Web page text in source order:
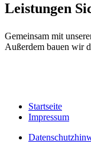
Leistungen
Gemeinsam mit
Außerdem bauen wir
Startseite
Impressum